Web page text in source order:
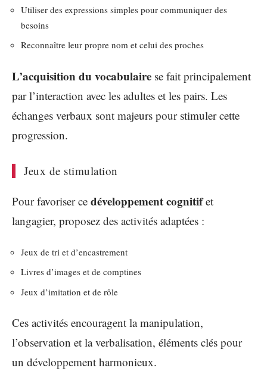
Utiliser des expressions simples pour communiquer des
besoins
Reconnaître leur propre nom et celui des proches
L’acquisition du vocabulaire se fait principalement
par l’interaction avec les adultes et les pairs. Les
échanges verbaux sont majeurs pour stimuler cette
progression.
Jeux de stimulation
Pour favoriser ce développement cognitifet
langagier, proposez des activités adaptées :
Jeux de tri et d’encastrement
Livres d’images et de comptines
Jeux d’imitation et de rôle
Ces activités encouragent la manipulation,
l’observation et la verbalisation, éléments clés pour
un développement harmonieux.